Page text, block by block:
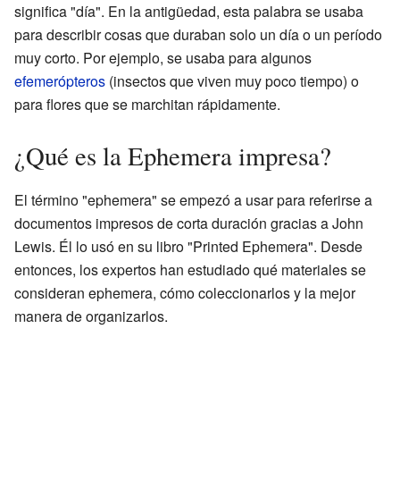
significa "día". En la antigüedad, esta palabra se usaba
para describir cosas que duraban solo un día o un período
muy corto. Por ejemplo, se usaba para algunos
efemerópteros (insectos que viven muy poco tiempo) o
para flores que se marchitan rápidamente.
¿Qué es la Ephemera impresa?
El término "ephemera" se empezó a usar para referirse a
documentos impresos de corta duración gracias a John
Lewis. Él lo usó en su libro "Printed Ephemera". Desde
entonces, los expertos han estudiado qué materiales se
consideran ephemera, cómo coleccionarlos y la mejor
manera de organizarlos.